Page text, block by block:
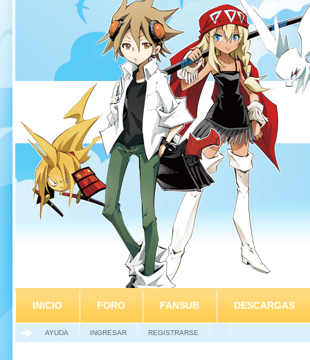
INICIO FORO FANSUB DESCARGAS
AYUDA INGRESAR REGISTRARSE